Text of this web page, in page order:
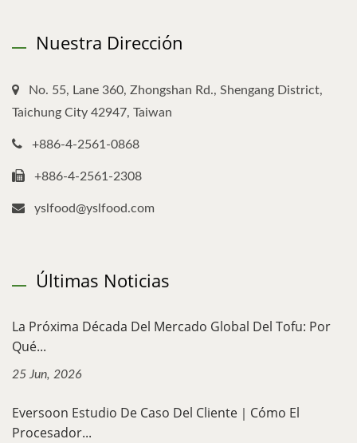
Nuestra Dirección
No. 55, Lane 360, Zhongshan Rd., Shengang District,
Taichung City 42947, Taiwan
+886-4-2561-0868
+886-4-2561-2308
yslfood@yslfood.com
Últimas Noticias
La Próxima Década Del Mercado Global Del Tofu: Por
Qué...
25 Jun, 2026
Eversoon Estudio De Caso Del Cliente｜Cómo El
Procesador...